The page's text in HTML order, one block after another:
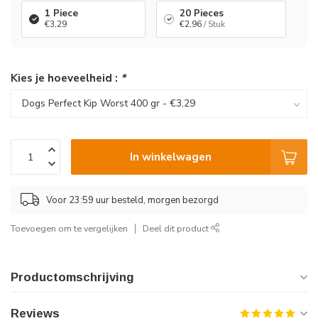
1 Piece
€3,29
20 Pieces
€2,96/ Stuk
Kies je hoeveelheid : *
In winkelwagen
Voor 23:59 uur besteld, morgen bezorgd
Toevoegen om te vergelijken Deel dit product
Productomschrijving
Reviews